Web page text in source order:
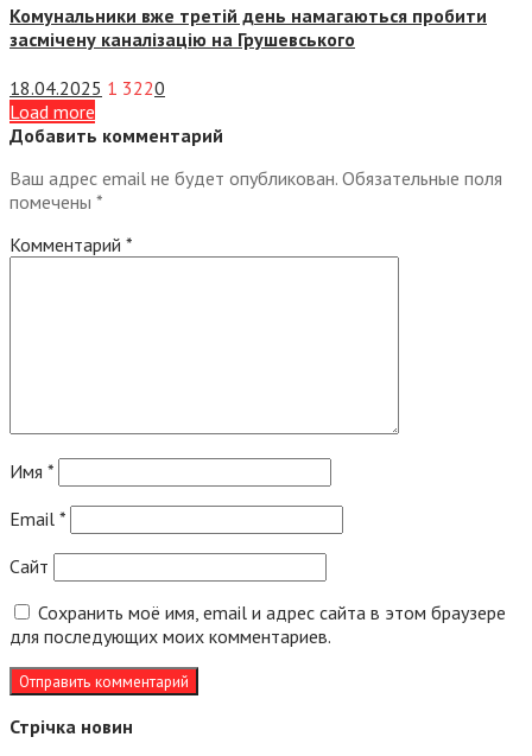
Комунальники вже третій день намагаються пробити
засмічену каналізацію на Грушевського
18.04.2025 1 3220
Load more
Добавить комментарий
Ваш адрес email не будет опубликован. Обязательные поля
помечены *
Комментарий *
Имя *
Email *
Сайт
Сохранить моё имя, email и адрес сайта в этом браузере
для последующих моих комментариев.
Стрічка новин